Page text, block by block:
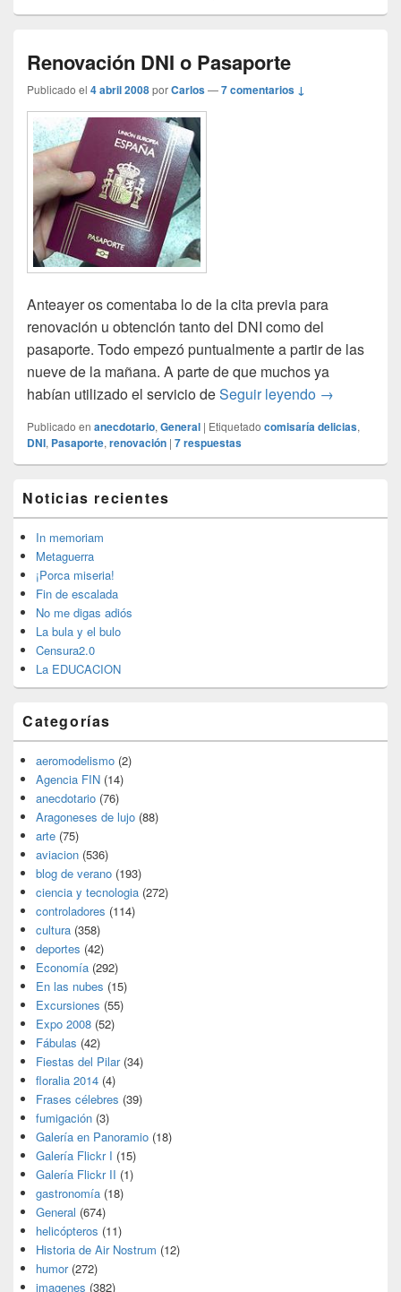
Renovación DNI o Pasaporte
Publicado el 4 abril 2008porCarlos—7 comentarios ↓
Anteayer os comentaba lo de la cita previa para
renovación u obtención tanto del DNI como del
pasaporte. Todo empezó puntualmente a partir de las
nueve de la mañana. A parte de que muchos ya
habían utilizado el servicio deSeguir leyendo →
Publicado en anecdotario, General | Etiquetado comisaría delicias,
DNI, Pasaporte, renovación | 7respuestas
área
de
widget
barra
lateral
primaria
Noticias recientes
In memoriam
Metaguerra
¡Porca miseria!
Fin de escalada
No me digas adiós
La bula y el bulo
Censura2.0
La EDUCACION
Categorías
aeromodelismo (2)
Agencia FIN (14)
anecdotario (76)
Aragoneses de lujo (88)
arte (75)
aviacion (536)
blog de verano (193)
ciencia y tecnologia (272)
controladores (114)
cultura (358)
deportes (42)
Economía (292)
En las nubes (15)
Excursiones (55)
Expo 2008 (52)
Fábulas (42)
Fiestas del Pilar(34)
floralia 2014 (4)
Frases célebres (39)
fumigación (3)
Galería en Panoramio (18)
Galería Flickr I (15)
Galería Flickr II (1)
gastronomía (18)
General (674)
helicópteros (11)
Historia de Air Nostrum (12)
humor(272)
imagenes (382)